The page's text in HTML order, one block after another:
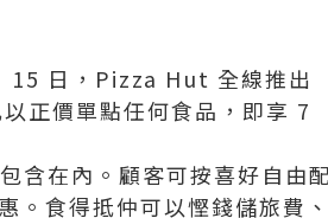
15 日，Pizza Hut 全線推出
正價單點任何食品，即享 7
含在內。顧客可按喜好自由配
。食得抵仲可以慳錢儲旅費